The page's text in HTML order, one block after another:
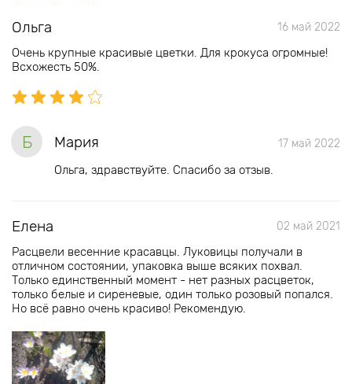
Ольга 16 май 2022
Очень крупные красивые цветки. Для крокуса огромные!
Всхожесть 50%.
Б Мария 17 май 2022
Ольга, здравствуйте. Спасибо за отзыв.
Елена 02 май 2021
Расцвели весенние красавцы. Луковицы получали в
отличном состоянии, упаковка выше всяких похвал.
Только единственный момент - нет разных расцветок,
только белые и сиреневые, один только розовый попался.
Но всё равно очень красиво! Рекомендую.